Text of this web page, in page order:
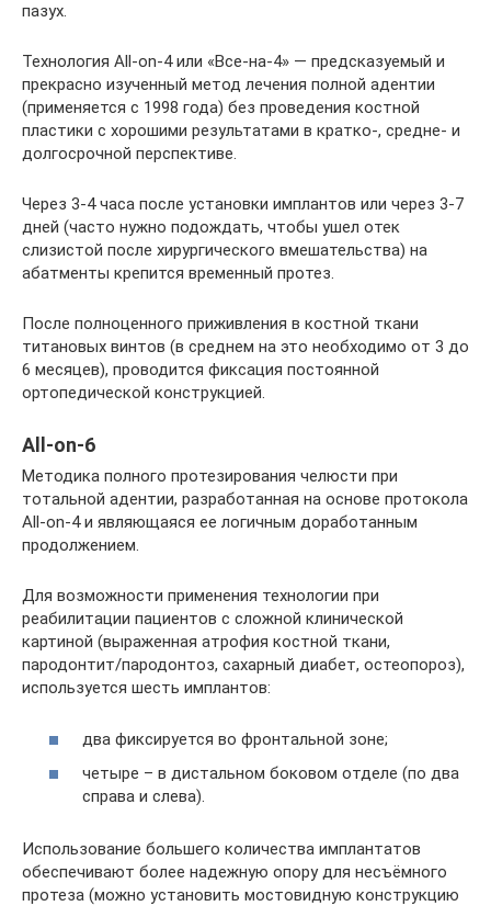
пазух.
Технология All-on-4 или «Все-на-4» — предсказуемый и
прекрасно изученный метод лечения полной адентии
(применяется с 1998 года) без проведения костной
пластики с хорошими результатами в кратко-, средне- и
долгосрочной перспективе.
Через 3-4 часа после установки имплантов или через 3-7
дней (часто нужно подождать, чтобы ушел отек
слизистой после хирургического вмешательства) на
абатменты крепится временный протез.
После полноценного приживления в костной ткани
титановых винтов (в среднем на это необходимо от 3 до
6 месяцев), проводится фиксация постоянной
ортопедической конструкцией.
All-on-6
Методика полного протезирования челюсти при
тотальной адентии, разработанная на основе протокола
All-on-4 и являющаяся ее логичным доработанным
продолжением.
Для возможности применения технологии при
реабилитации пациентов с сложной клинической
картиной (выраженная атрофия костной ткани,
пародонтит/пародонтоз, сахарный диабет, остеопороз),
используется шесть имплантов:
два фиксируется во фронтальной зоне;
четыре – в дистальном боковом отделе (по два
справа и слева).
Использование большего количества имплантатов
обеспечивают более надежную опору для несъёмного
протеза (можно установить мостовидную конструкцию